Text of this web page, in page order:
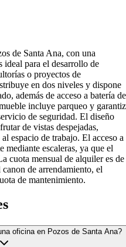
de Santa Ana, con una
ideal para el desarrollo de
o proyectos de
en dos niveles y dispone
además de acceso a batería de
incluye parqueo y
de seguridad. El diseño
de vistas despejadas,
espacio de trabajo. El acceso a
mediante escaleras, ya que el
cuota mensual de alquiler es de
de arrendamiento, el
de mantenimiento.
oficina en Pozos de Santa Ana?